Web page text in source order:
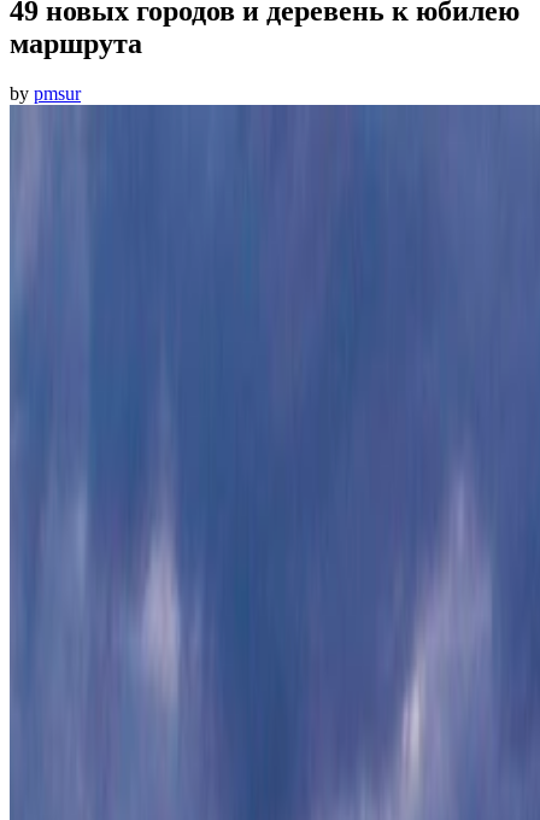
49 новых городов и деревень к юбилею
маршрута
by pmsur